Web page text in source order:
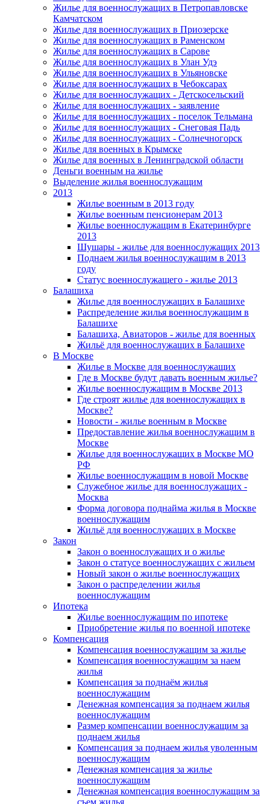
Жилье для военнослужащих в Петропавловске
Камчатском
Жилье для военнослужащих в Приозерске
Жилье для военнослужащих в Раменском
Жилье для военнослужащих в Сарове
Жилье для военнослужащих в Улан Удэ
Жилье для военнослужащих в Ульяновске
Жилье для военнослужащих в Чебоксарах
Жилье для военнослужащих - Детскосельский
Жилье для военнослужащих - заявление
Жилье для военнослужащих - поселок Тельмана
Жилье для военнослужащих - Снеговая Падь
Жилье для военнослужащих - Солнечногорск
Жилье для военных в Крымске
Жилье для военных в Ленинградской области
Деньги военным на жилье
Выделение жилья военнослужащим
2013
Жилье военным в 2013 году
Жилье военным пенсионерам 2013
Жилье военнослужащим в Екатеринбурге
2013
Шушары - жилье для военнослужащих 2013
Поднаем жилья военнослужащим в 2013
году
Статус военнослужащего - жилье 2013
Балашиха
Жилье для военнослужащих в Балашихе
Распределение жилья военнослужащим в
Балашихе
Балашиха, Авиаторов - жилье для военных
Жильё для военнослужащих в Балашихе
В Москве
Жилье в Москве для военнослужащих
Где в Москве будут давать военным жилье?
Жилье военнослужащим в Москве 2013
Где строят жилье для военнослужащих в
Москве?
Новости - жилье военным в Москве
Предоставление жилья военнослужащим в
Москве
Жилье для военнослужащих в Москве МО
РФ
Жилье военнослужащим в новой Москве
Служебное жилье для военнослужащих -
Москва
Форма договора поднайма жилья в Москве
военнослужащим
Жильё для военнослужащих в Москве
Закон
Закон о военнослужащих и о жилье
Закон о статусе военнослужащих с жильем
Новый закон о жилье военнослужащих
Закон о распределении жилья
военнослужащим
Ипотека
Жилье военнослужащим по ипотеке
Приобретение жилья по военной ипотеке
Компенсация
Компенсация военнослужащим за жилье
Компенсация военнослужащим за наем
жилья
Компенсация за поднаём жилья
военнослужащим
Денежная компенсация за поднаем жилья
военнослужащим
Размер компенсации военнослужащим за
поднаем жилья
Компенсация за поднаем жилья уволенным
военнослужащим
Денежная компенсация за жилье
военнослужащим
Денежная компенсация военнослужащим за
съем жилья